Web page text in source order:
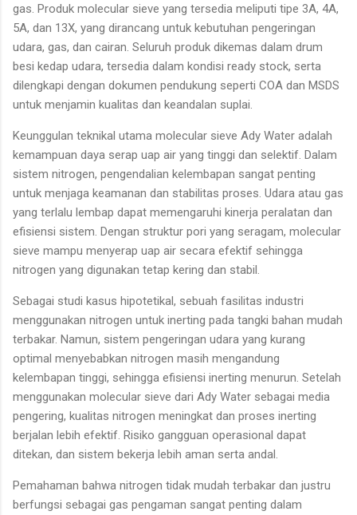
gas. Produk molecular sieve yang tersedia meliputi tipe 3A, 4A,
5A, dan 13X, yang dirancang untuk kebutuhan pengeringan
udara, gas, dan cairan. Seluruh produk dikemas dalam drum
besi kedap udara, tersedia dalam kondisi ready stock, serta
dilengkapi dengan dokumen pendukung seperti COA dan MSDS
untuk menjamin kualitas dan keandalan suplai.
Keunggulan teknikal utama molecular sieve Ady Water adalah
kemampuan daya serap uap air yang tinggi dan selektif. Dalam
sistem nitrogen, pengendalian kelembapan sangat penting
untuk menjaga keamanan dan stabilitas proses. Udara atau gas
yang terlalu lembap dapat memengaruhi kinerja peralatan dan
efisiensi sistem. Dengan struktur pori yang seragam, molecular
sieve mampu menyerap uap air secara efektif sehingga
nitrogen yang digunakan tetap kering dan stabil.
Sebagai studi kasus hipotetikal, sebuah fasilitas industri
menggunakan nitrogen untuk inerting pada tangki bahan mudah
terbakar. Namun, sistem pengeringan udara yang kurang
optimal menyebabkan nitrogen masih mengandung
kelembapan tinggi, sehingga efisiensi inerting menurun. Setelah
menggunakan molecular sieve dari Ady Water sebagai media
pengering, kualitas nitrogen meningkat dan proses inerting
berjalan lebih efektif. Risiko gangguan operasional dapat
ditekan, dan sistem bekerja lebih aman serta andal.
Pemahaman bahwa nitrogen tidak mudah terbakar dan justru
berfungsi sebagai gas pengaman sangat penting dalam